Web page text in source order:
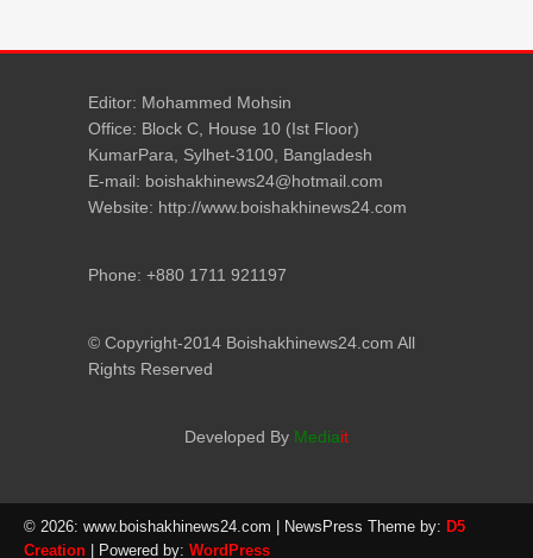
Editor: Mohammed Mohsin
Office: Block C, House 10 (Ist Floor)
KumarPara, Sylhet-3100, Bangladesh
E-mail: boishakhinews24@hotmail.com
Website: http://www.boishakhinews24.com
Phone: +880 1711 921197
© Copyright-2014 Boishakhinews24.com All
Rights Reserved
Developed By Mediait
© 2026: www.boishakhinews24.com | NewsPress Theme by: D5
Creation | Powered by: WordPress